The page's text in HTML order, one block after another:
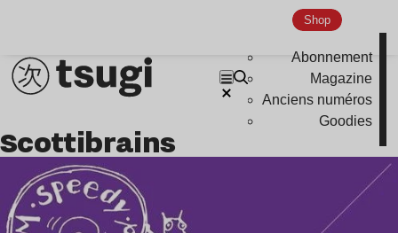
Shop
Abonnement
Magazine
Anciens numéros
Goodies
Scottibrains